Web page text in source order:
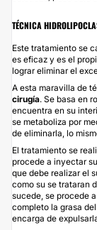
TÉCNICA
Este tratamiento se
es eficaz y es el
lograr eliminar el
A esta maravilla de
cirugía. Se basa en
encuentra en su
se metaboliza por
de eliminarla, lo
El tratamiento se
procede a inyectar
que debe realizar el
como su se trataran
sucede, se procede
completo la grasa
encarga de